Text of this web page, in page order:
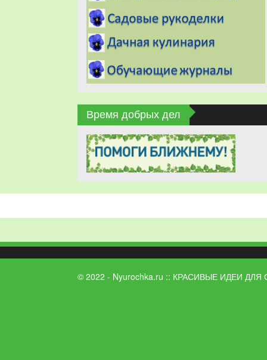
Время добрых дел
© 2022 - Nyurochka.ru :: КРАСИВЫЕ ИДЕИ ДЛЯ